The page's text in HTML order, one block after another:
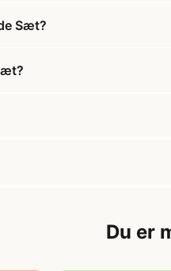
Sæt?
Du er